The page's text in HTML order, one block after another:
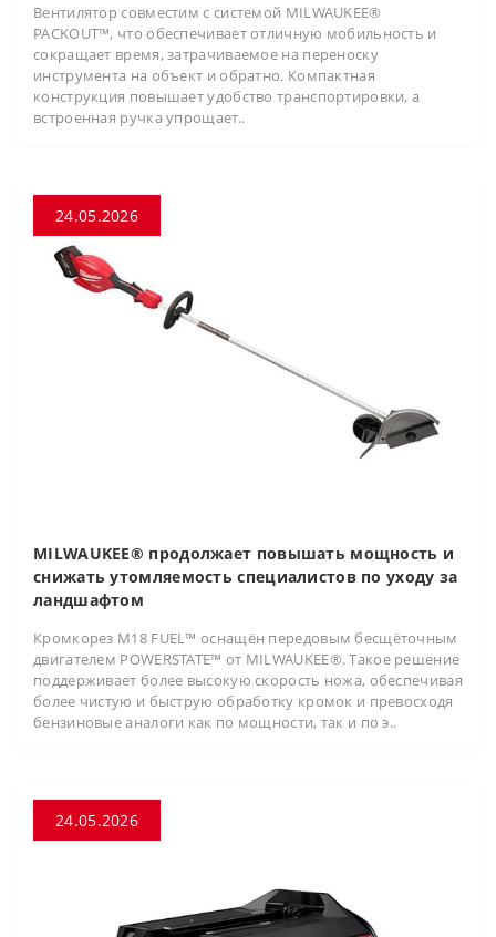
Вентилятор совместим с системой MILWAUKEE®
PACKOUT™, что обеспечивает отличную мобильность и
сокращает время, затрачиваемое на переноску
инструмента на объект и обратно. Компактная
конструкция повышает удобство транспортировки, а
встроенная ручка упрощает..
24.05.2026
MILWAUKEE® продолжает повышать мощность и
снижать утомляемость специалистов по уходу за
ландшафтом
Кромкорез M18 FUEL™ оснащён передовым бесщёточным
двигателем POWERSTATE™ от MILWAUKEE®. Такое решение
поддерживает более высокую скорость ножа, обеспечивая
более чистую и быструю обработку кромок и превосходя
бензиновые аналоги как по мощности, так и по э..
24.05.2026